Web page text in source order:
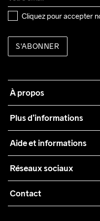
Cliquez pour accepter
S'ABONNER
À propos
Plus d’informations
Teamwear
Durabilité
Collaborations
Aide et informations
Conditions générales
Retours
Réseaux sociaux
Contact